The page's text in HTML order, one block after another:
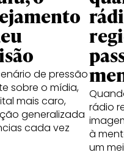
de pressão
sobre o mídia,
mais caro,
generalizada
cada vez
rádio
à
um